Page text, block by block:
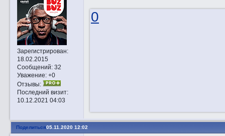
Зарегистрирован:
18.02.2015
Сообщений:32
Уважение: +0
Отзывы:
Последний визит:
10.12.2021 04:03
0
Поделиться05.11.2020 12:02